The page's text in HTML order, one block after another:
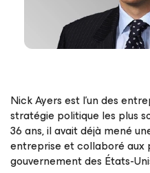
Nick Ayers est l’un des
stratégie politique les plus
36 ans, il avait déjà mené
entreprise et collaboré aux
gouvernement des États-